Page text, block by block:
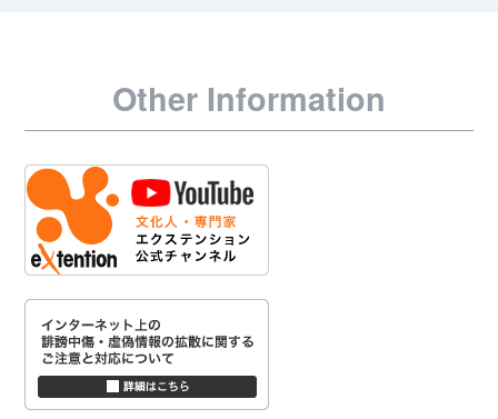
Other Information